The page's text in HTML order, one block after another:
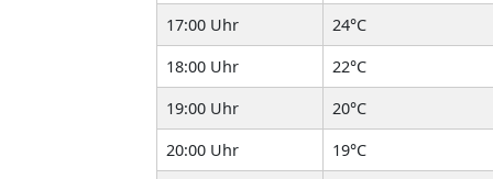
17:00 Uhr
24°C
18:00 Uhr
22°C
19:00 Uhr
20°C
20:00 Uhr
19°C